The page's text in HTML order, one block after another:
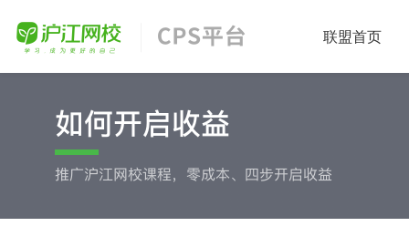
联盟首页